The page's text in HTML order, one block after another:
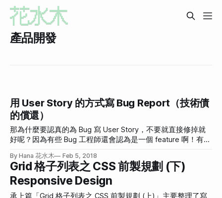
產品開發
用 User Story 的方式寫 Bug Report（技術債
的償還）
那為什麼要認真的為 Bug 寫 User Story，不要就直接修掉就
好呢？因為有些 Bug 工程師還會認為是一個 feature 啊！有時
By Hana 花水木 Feb 5, 2018
Grid 格子列表之 CSS 前製規劃 (下)
Responsive Design
承上篇「Grid 格子列表之 CSS 前製規劃 (上)」主要整理了寫